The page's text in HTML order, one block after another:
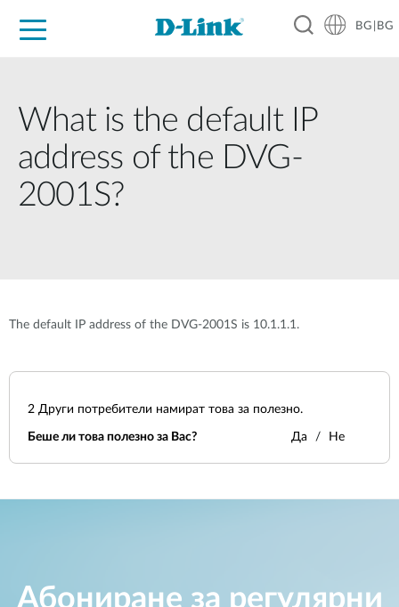
BG|BG
What is the default IP
address of the DVG-
2001S?
The default IP address of the DVG-2001S is 10.1.1.1.
2 Други потребители намират това за полезно.
Беше ли това полезно за Вас? Да Не
Абониране за регулярни